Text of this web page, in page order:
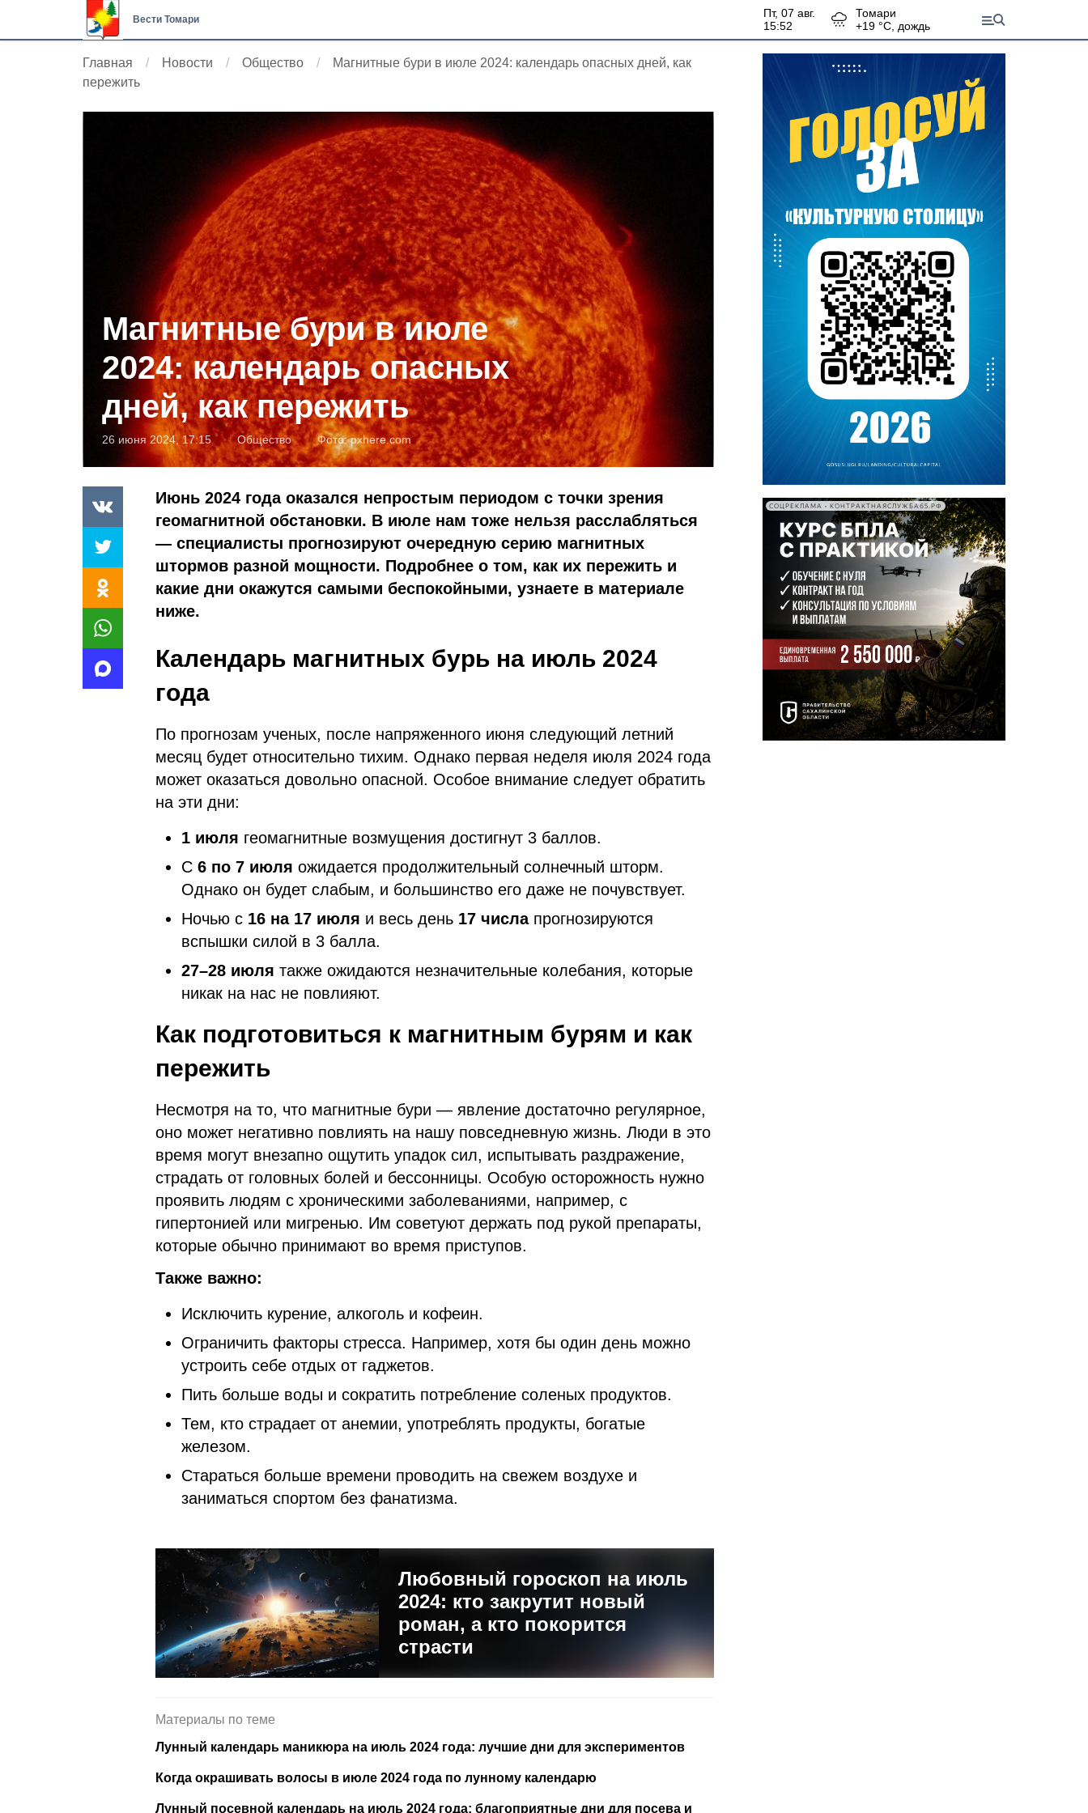
Вести Томари
пт, 07 авг.
15:52
Томари
+19 °С, дождь
Главная Новости Общество
Магнитные бури в июле 2024: календарь опасных дней, как
пережить
Магнитные бури в июле
2024: календарь опасных
дней, как пережить
26 июня 2024, 17:15 Общество Фото:pxhere.com
Июнь 2024 года оказался непростым периодом с точки зрения
геомагнитной обстановки. В июле нам тоже нельзя расслабляться
— специалисты прогнозируют очередную серию магнитных
штормов разной мощности. Подробнее о том, как их пережить и
какие дни окажутся самыми беспокойными, узнаете в материале
ниже.
Календарь магнитных бурь на июль 2024
года
По прогнозам ученых, после напряженного июня следующий летний
месяц будет относительно тихим. Однако первая неделя июля 2024 года
может оказаться довольно опасной. Особое внимание следует обратить
на эти дни:
1 июля геомагнитные возмущения достигнут 3 баллов.
С 6 по 7 июля ожидается продолжительный солнечный шторм.
Однако он будет слабым, и большинство его даже не почувствует.
Ночью с 16 на 17 июля и весь день 17 числапрогнозируются
вспышки силой в 3 балла.
27–28 июля также ожидаются незначительные колебания, которые
никак на нас не повлияют.
Как подготовиться к магнитным бурям и как
пережить
Несмотря на то, что магнитные бури — явление достаточно регулярное,
оно может негативно повлиять на нашу повседневную жизнь. Люди в это
время могут внезапно ощутить упадок сил, испытывать раздражение,
страдать от головных болей и бессонницы. Особую осторожность нужно
проявить людям с хроническими заболеваниями, например, с
гипертонией или мигренью. Им советуют держать под рукой препараты,
которые обычно принимают во время приступов.
Также важно:
Исключить курение, алкоголь и кофеин.
Ограничить факторы стресса. Например, хотя бы один день можно
устроить себе отдых от гаджетов.
Пить больше воды и сократить потребление соленых продуктов.
Тем, кто страдает от анемии, употреблять продукты, богатые
железом.
Стараться больше времени проводить на свежем воздухе и
заниматься спортом без фанатизма.
Любовный гороскоп на июль
2024: кто закрутит новый
роман, а кто покорится
страсти
Материалы по теме
Лунный календарь маникюра на июль 2024 года: лучшие дни для экспериментов
Когда окрашивать волосы в июле 2024 года по лунному календарю
Лунный посевной календарь на июль 2024 года: благоприятные дни для посева и
СОЦРЕКЛАМА • КОНТРАКТНАЯСЛУЖБА65.РФ